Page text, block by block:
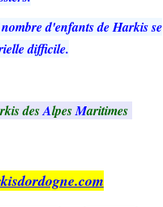
d'enfants de Harkis se
difficile.
desAlpesMaritimes